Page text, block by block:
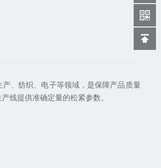
、纺织、电子等领域，是保障产品质量
线提供准确定量的松紧参数。